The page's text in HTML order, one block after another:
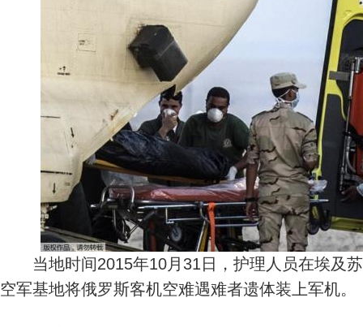
当地时间2015年10月31日，护理人员在埃及苏
空军基地将俄罗斯客机空难遇难者遗体装上军机。